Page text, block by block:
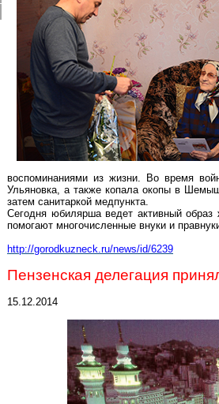
воспоминаниями из жизни. Во время
Ульяновка, а также копала окопы в
затем санитаркой медпункта.
Сегодня юбилярша ведет активный
помогают многочисленные внуки и
http://gorodkuzneck.ru/news/id/6239
Пензенская делегация
15.12.2014